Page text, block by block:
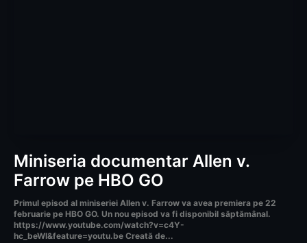
Miniseria documentar Allen v.
Farrow pe HBO GO
Primul episod al miniseriei Allen v. Farrow va avea premiera pe 22
februarie pe HBO GO. Un nou episod va fi disponibil săptămânal.
https://www.youtube.com/watch?v=c4Y-
hc_beWI&feature=youtu.be Creată de...